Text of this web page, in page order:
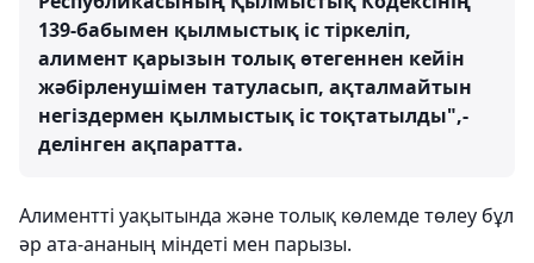
139-бабымен қылмыстық іс тіркеліп,
алимент қарызын толық өтегеннен кейін
жәбірленушімен татуласып, ақталмайтын
негіздермен қылмыстық іс тоқтатылды",-
делінген ақпаратта.
Алиментті уақытында және толық көлемде төлеу бұл
әр ата-ананың міндеті мен парызы.